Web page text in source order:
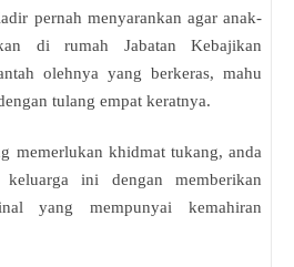
pernah menyarankan agar anak-
di rumah Jabatan Kebajikan
olehnya yang berkeras, mahu
tulang empat keratnya.
memerlukan khidmat tukang, anda
ini dengan memberikan
yang mempunyai kemahiran